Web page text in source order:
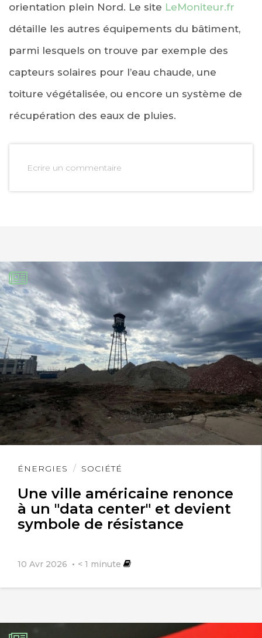
orientation plein Nord. Le site LeMoniteur.fr
détaille les autres équipements du bâtiment,
parmi lesquels on trouve par exemple des
capteurs solaires pour l’eau chaude, une
toiture végétalisée, ou encore un système de
récupération des eaux de pluies.
Ecrire un commentaire
ÉNERGIES SOCIÉTÉ
Une ville américaine renonce
à un "data center" et devient
symbole de résistance
10 Avr 2026 < 1 minute
Lire